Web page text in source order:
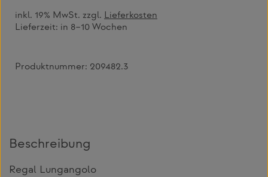
inkl. 19% MwSt. zzgl. Lieferkosten
Lieferzeit: in 8–10 Wochen
Produktnummer: 209482.3
Beschreibung
Regal Lungangolo